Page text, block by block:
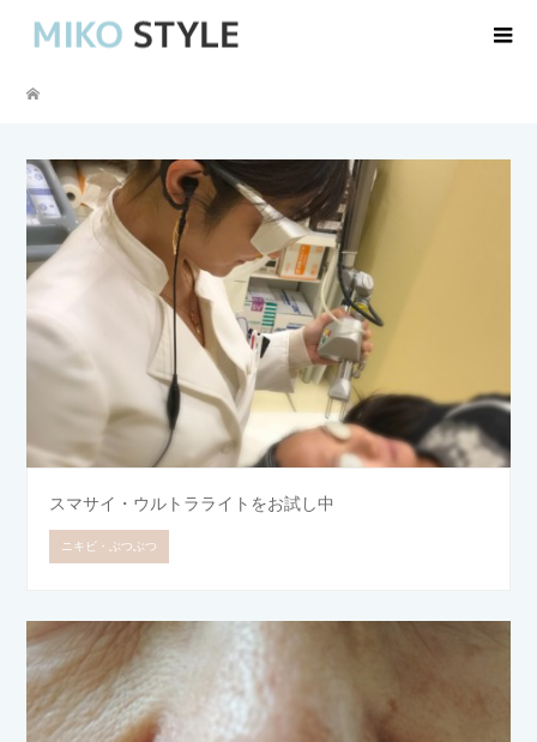
スマサイ・ウルトラライトをお試し中
ニキビ・ぶつぶつ